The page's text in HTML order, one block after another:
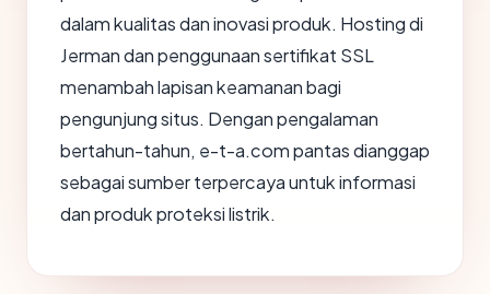
dalam kualitas dan inovasi produk. Hosting di
Jerman dan penggunaan sertifikat SSL
menambah lapisan keamanan bagi
pengunjung situs. Dengan pengalaman
bertahun-tahun, e-t-a.com pantas dianggap
sebagai sumber terpercaya untuk informasi
dan produk proteksi listrik.